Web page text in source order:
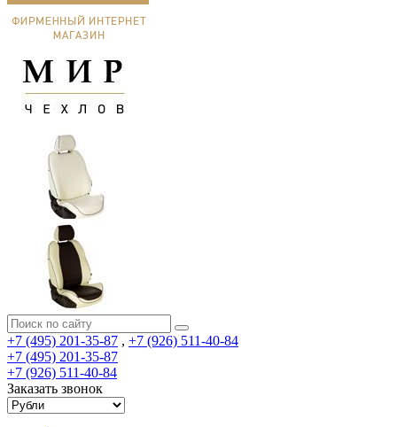
+7 (495) 201-35-87 , +7 (926) 511-40-84
+7 (495) 201-35-87
+7 (926) 511-40-84
Заказать звонок